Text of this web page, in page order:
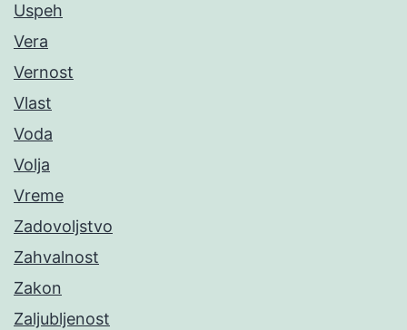
Uspeh
Vera
Vernost
Vlast
Voda
Volja
Vreme
Zadovoljstvo
Zahvalnost
Zakon
Zaljubljenost